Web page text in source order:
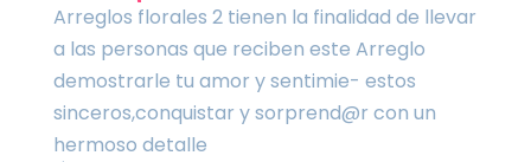
Arreglos florales 2 tienen la finalidad de llevar
a las personas que reciben este Arreglo
demostrarle tu amor y sentimie- estos
sinceros,conquistar y sorprend@r con un
hermoso detalle